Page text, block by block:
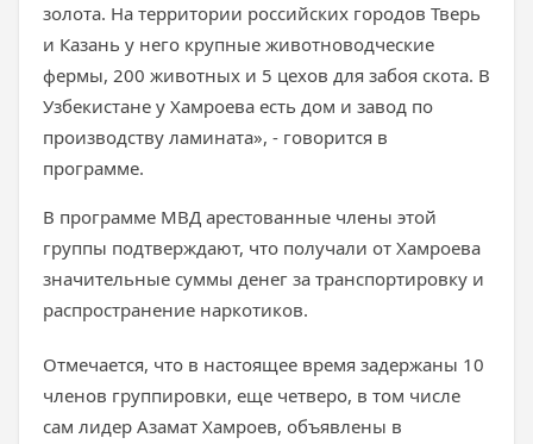
золота. На территории российских городов Тверь
и Казань у него крупные животноводческие
фермы, 200 животных и 5 цехов для забоя скота. В
Узбекистане у Хамроева есть дом и завод по
производству ламината», - говорится в
программе.
В программе МВД арестованные члены этой
группы подтверждают, что получали от Хамроева
значительные суммы денег за транспортировку и
распространение наркотиков.
Отмечается, что в настоящее время задержаны 10
членов группировки, еще четверо, в том числе
сам лидер Азамат Хамроев, объявлены в